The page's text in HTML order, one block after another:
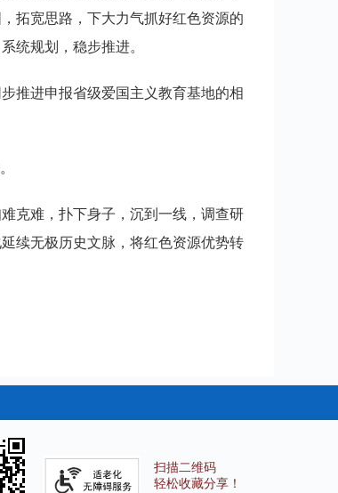
拓宽思路，下大力气抓好红色资源的
统规划，稳步推进。
推进申报省级爱国主义教育基地的相
克难，扑下身子，沉到一线，调查研
续无极历史文脉，将红色资源优势转